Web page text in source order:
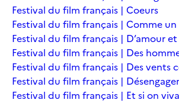
Festival du film français | Coeurs
Festival du film français | Comme
Festival du film français | D’amour
Festival du film français | Des
Festival du film français | Des vents
Festival du film français |
Festival du film français | Et si on